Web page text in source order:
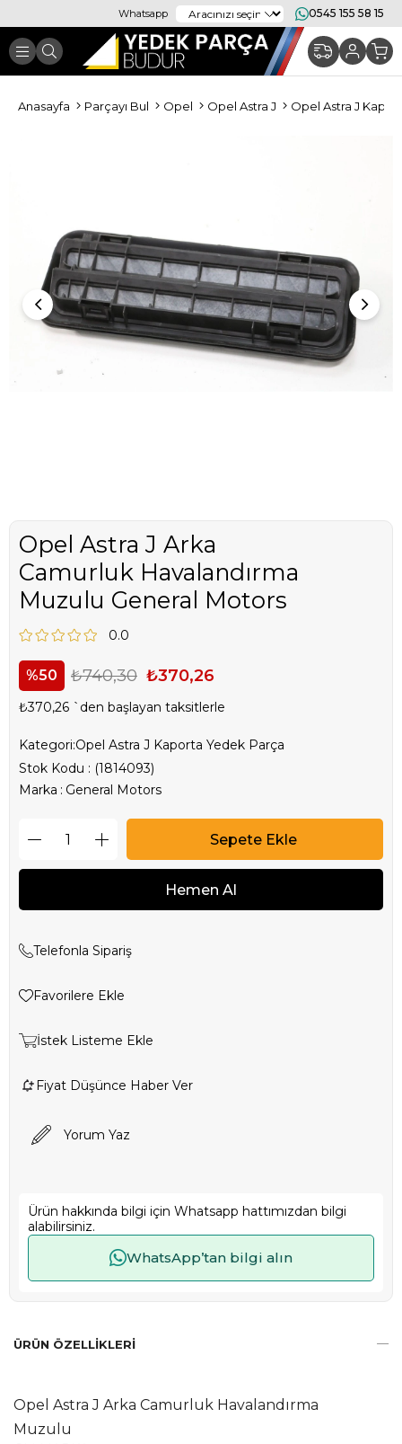
Whatsapp 0545 155 58 15
Anasayfa Parçayı Bul Opel Opel Astra J Opel Astra J
Opel Astra J Arka
Camurluk Havalandırma
Muzulu General Motors
0.0
50 ₺740,30 ₺370,26
₺370,26 `den başlayan taksitlerle
Kategori:Opel Astra J Kaporta Yedek Parça
Stok Kodu
(1814093)
Marka : General Motors
Telefonla Sipariş
Favorilere Ekle
İstek Listeme Ekle
Fiyat Düşünce Haber Ver
Yorum Yaz
Ürün hakkında bilgi için Whatsapp hattımızdan bilgi
alabilirsiniz.
WhatsApp’tan bilgi alın
ÜRÜN ÖZELLIKLERI
Opel Astra J Arka Camurluk Havalandırma
Muzulu